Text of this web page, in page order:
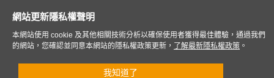
網站更新隱私權聲明
本網站使用 cookie 及其他相關技術分析以確保使用者獲得最佳體驗，通過我們
的網站，您確認並同意本網站的隱私權政策更新，
了解最新隱私權政策 。
我知道了